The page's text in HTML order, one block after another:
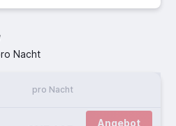
Nacht
pro Nacht
Angebot